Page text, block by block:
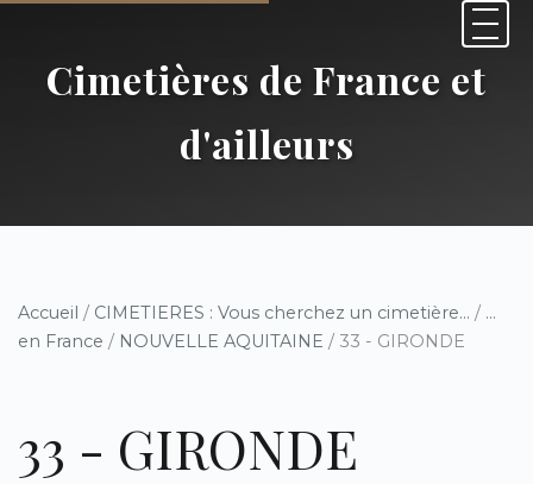
Cimetières de France et
d'ailleurs
Accueil / CIMETIERES : Vous cherchez un cimetière... / ...
en France / NOUVELLE AQUITAINE / 33 - GIRONDE
33 - GIRONDE